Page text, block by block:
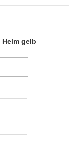
Helm gelb